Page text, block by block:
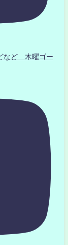
など 木曜ゴー